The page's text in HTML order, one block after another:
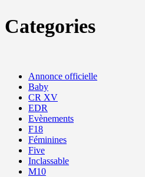
Categories
Annonce officielle
Baby
CR XV
EDR
Evènements
F18
Féminines
Five
Inclassable
M10